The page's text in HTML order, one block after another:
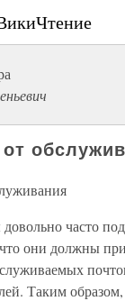
часто
они должны
Таким